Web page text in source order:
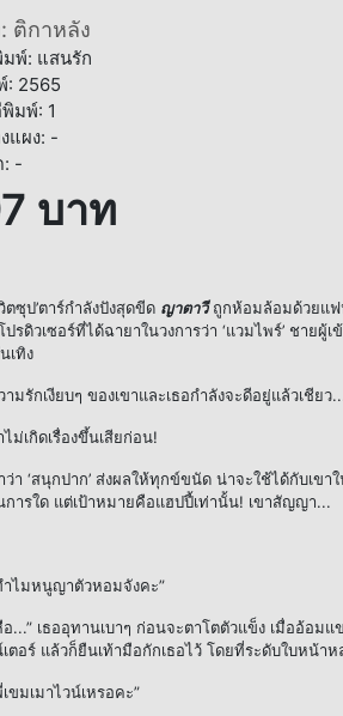
ติกาหลัง
พ์: แสนรัก
2565
มพ์: 1
แผง: -
: -
บาท
’ตาร์กำลังปังสุดขีด ญาตาวีถูกห้อมล้อมด้วยแฟ
รดิวเซอร์ที่ได้ฉายาในวงการว่า ‘แวมไพร์’ ชายผู้
เทิง
กเงียบๆ ของเขาและเธอกำลังจะดีอยู่แล้วเชียว
กิดเรื่องขึ้นเสียก่อน!
สนุกปาก’ ส่งผลให้ทุกข์ขนัด น่าจะใช้ได้กับเขาใ
การใด แต่เป้าหมายคือแฮปปี้เท่านั้น! เขาสัญญา...
หนูญาตัวหอมจังคะ”
เธออุทานเบาๆ ก่อนจะตาโตตัวแข็ง เมื่ออ้อมแข
ตอร์ แล้วก็ยืนเท้ามือกักเธอไว้ โดยที่ระดับใบหน้าห
เมาไวน์เหรอคะ”